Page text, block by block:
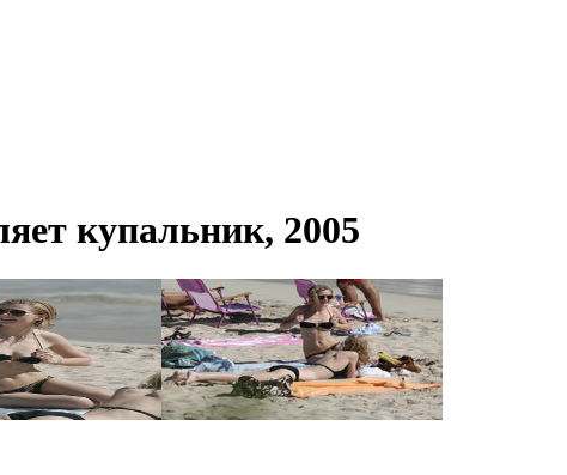
купальник, 2005